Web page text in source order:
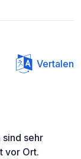
Vertalen
sind sehr
vor Ort.